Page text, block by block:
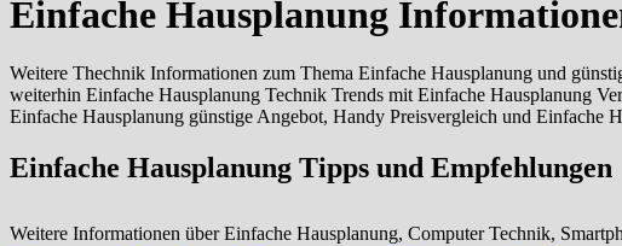
Einfache Hausplanung
Weitere Thechnik Informationen zum Thema Einfache Hausplanung und
weiterhin Einfache Hausplanung Technik Trends mit Einfache Hausplanung
Einfache Hausplanung günstige Angebot, Handy Preisvergleich und Einfache
Einfache Hausplanung Tipps und Empfehlungen
Weitere Informationen über Einfache Hausplanung, Computer Technik,